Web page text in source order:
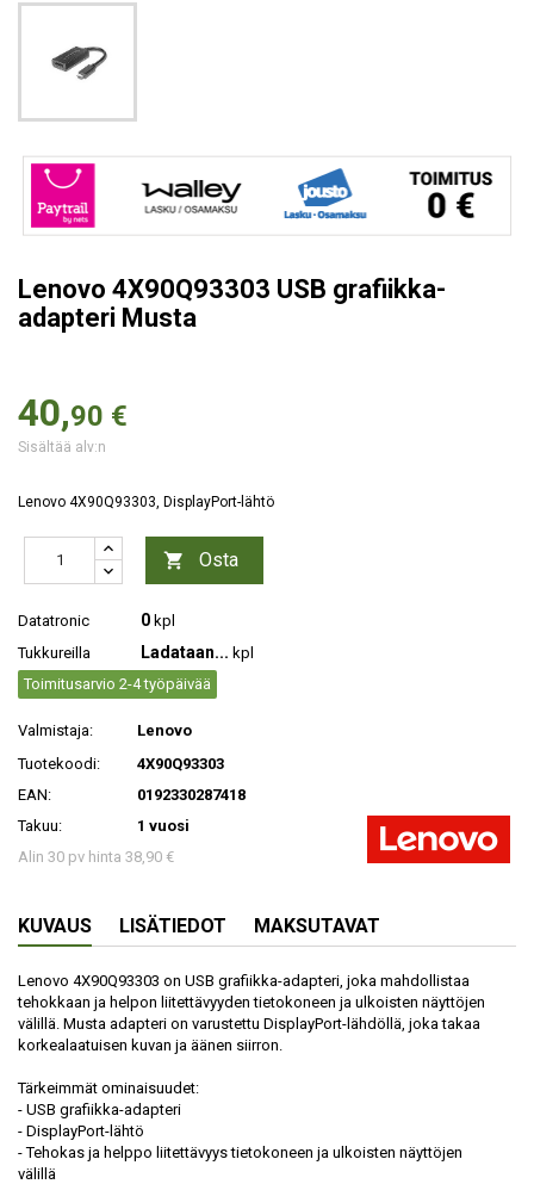
Lenovo 4X90Q93303 USB grafiikka-
adapteri Musta
40,90 €
Sisältää alv:n
Lenovo 4X90Q93303, DisplayPort-lähtö
 Osta
Datatronic 0 kpl
Tukkureilla
Ladataan... kpl
Toimitusarvio 2-4 työpäivää
Valmistaja:
Lenovo
Tuotekoodi:
4X90Q93303
EAN:
0192330287418
Takuu:
1 vuosi
Alin 30 pv hinta 38,90 €
KUVAUS LISÄTIEDOT MAKSUTAVAT
Lenovo 4X90Q93303 on USB grafiikka-adapteri, joka mahdollistaa
tehokkaan ja helpon liitettävyyden tietokoneen ja ulkoisten näyttöjen
välillä. Musta adapteri on varustettu DisplayPort-lähdöllä, joka takaa
korkealaatuisen kuvan ja äänen siirron.
Tärkeimmät ominaisuudet:
- USB grafiikka-adapteri
- DisplayPort-lähtö
- Tehokas ja helppo liitettävyys tietokoneen ja ulkoisten näyttöjen
välillä